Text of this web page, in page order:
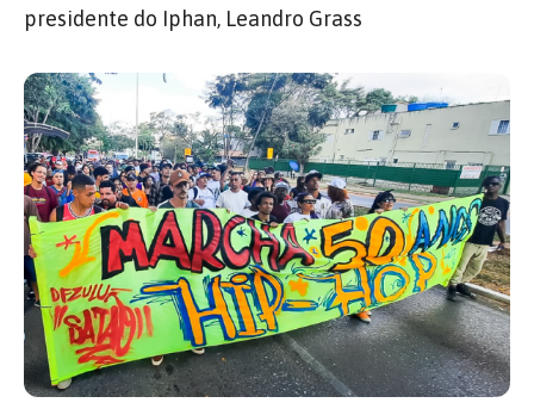
presidente do Iphan, Leandro Grass